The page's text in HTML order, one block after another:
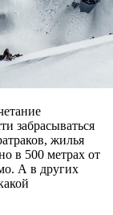
забрасываться
жилья
в 500 метрах от
А в других